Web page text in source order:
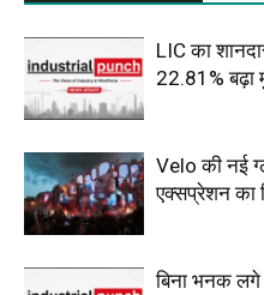
LIC का
22.81% बढ़ा
Velo की नई
एक्सप्रेशन का
बिना भनक